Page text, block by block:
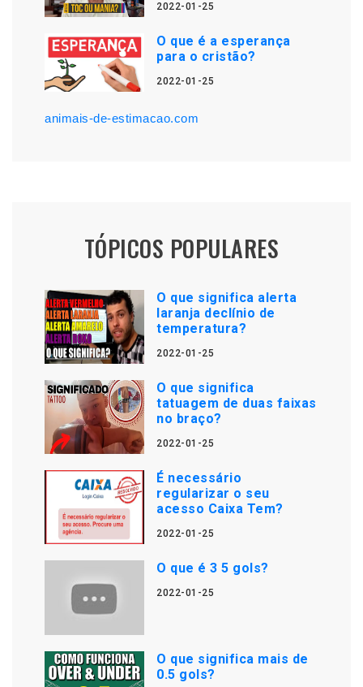
2022-01-25
O que é a esperança
para o cristão?
2022-01-25
animais-de-estimacao.com
TÓPICOS POPULARES
O que significa alerta
laranja declínio de
temperatura?
2022-01-25
O que significa
tatuagem de duas faixas
no braço?
2022-01-25
É necessário
regularizar o seu
acesso Caixa Tem?
2022-01-25
O que é 3 5 gols?
2022-01-25
O que significa mais de
0.5 gols?